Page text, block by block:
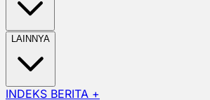
LAINNYA
INDEKS BERITA +